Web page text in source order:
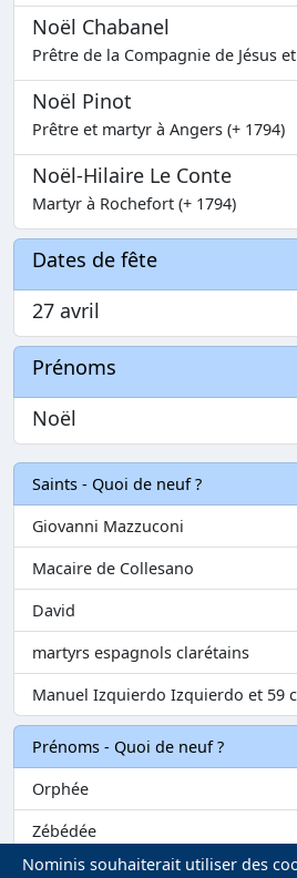
Noël Chabanel
Prêtre de la Compagnie de Jésus
Noël Pinot
Prêtre et martyr à Angers (+ 1794)
Noël-Hilaire Le Conte
Martyr à Rochefort (+ 1794)
Dates de fête
27 avril
Prénoms
Noël
Saints - Quoi de neuf ?
Giovanni Mazzuconi
Macaire de Collesano
David
martyrs espagnols clarétains
Manuel Izquierdo Izquierdo et 59
Prénoms - Quoi de neuf ?
Orphée
Zébédée
Melvil
Nominis souhaiterait utiliser des